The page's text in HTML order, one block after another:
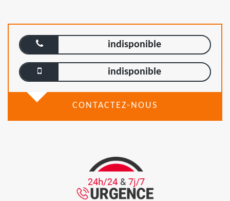
indisponible
indisponible
CONTACTEZ-NOUS